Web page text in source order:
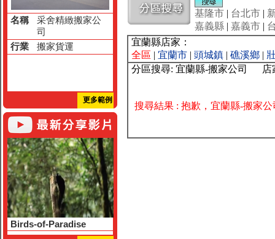
名稱
采舍精緻搬家公
司
行業
搬家貨運
更多範例
Birds-of-Paradise
基隆市 | 台北市 |
嘉義縣 | 嘉義市 |
宜蘭縣店家：
全區 | 宜蘭市 | 頭城鎮 | 礁溪鄉 |
分區搜尋: 宜蘭縣-搬家公司 店
搜尋結果 : 抱歉，宜蘭縣-搬家